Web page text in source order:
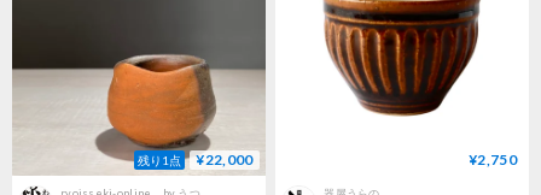
残り1点 ¥22,000 ¥2,750